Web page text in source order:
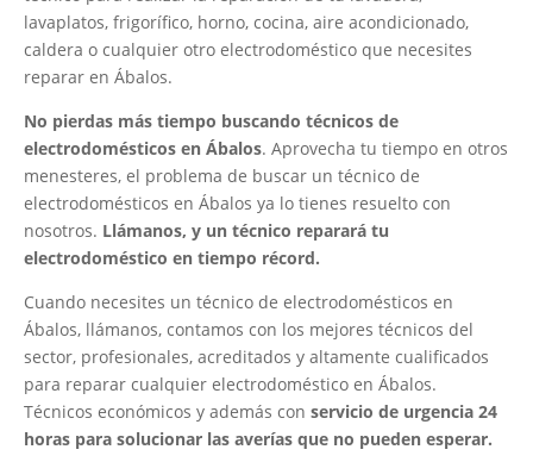
lavaplatos, frigorífico, horno, cocina, aire acondicionado,
caldera o cualquier otro electrodoméstico que necesites
reparar en Ábalos.
No pierdas más tiempo buscando técnicos de
electrodomésticos en Ábalos. Aprovecha tu tiempo en otros
menesteres, el problema de buscar un técnico de
electrodomésticos en Ábalos ya lo tienes resuelto con
nosotros. Llámanos, y un técnico reparará tu
electrodoméstico en tiempo récord.
Cuando necesites un técnico de electrodomésticos en
Ábalos, llámanos, contamos con los mejores técnicos del
sector, profesionales, acreditados y altamente cualificados
para reparar cualquier electrodoméstico en Ábalos.
Técnicos económicos y además con servicio de urgencia 24
horas para solucionar las averías que no pueden esperar.